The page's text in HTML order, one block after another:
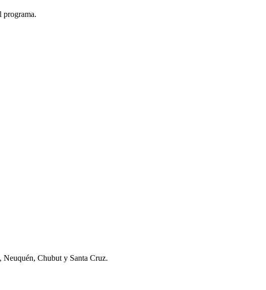
programa.
Neuquén, Chubut y Santa Cruz.